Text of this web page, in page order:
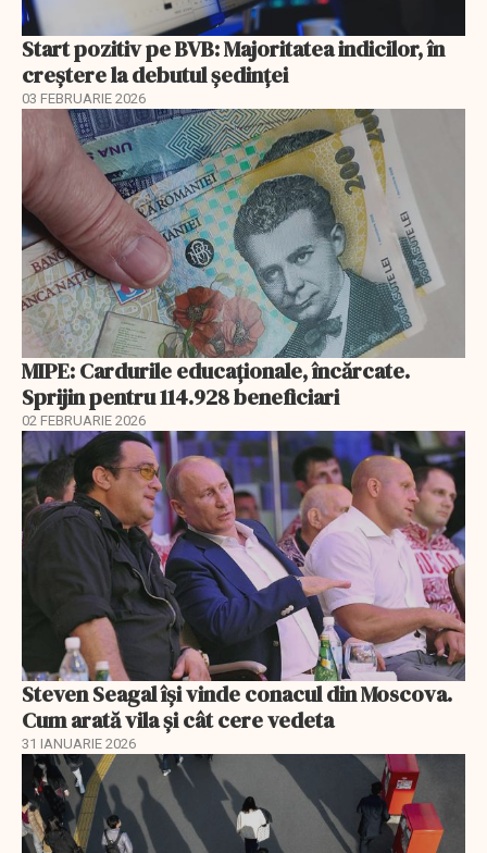
Start pozitiv pe BVB: Majoritatea indicilor, în
creştere la debutul şedinţei
03 FEBRUARIE 2026
MIPE: Cardurile educaţionale, încărcate.
Sprijin pentru 114.928 beneficiari
02 FEBRUARIE 2026
Steven Seagal își vinde conacul din Moscova.
Cum arată vila și cât cere vedeta
31 IANUARIE 2026